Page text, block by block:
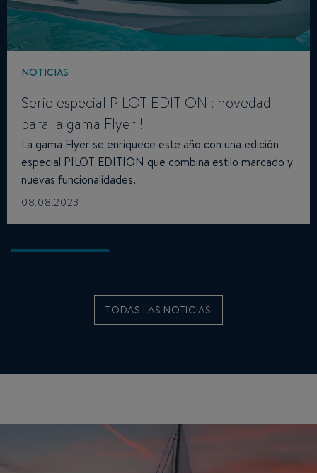
NOTICIAS
Serie especial PILOT EDITION : novedad
para la gama Flyer !
La gama Flyer se enriquece este año con una edición
especial PILOT EDITION que combina estilo marcado y
nuevas funcionalidades.
08.08.2023
TODAS LAS NOTICIAS